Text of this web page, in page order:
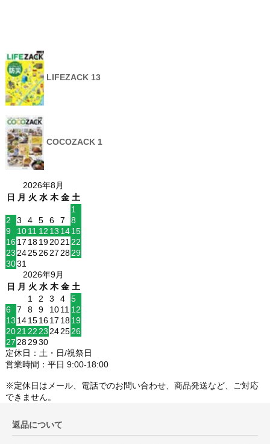
LIFEZACK 13
COCOZACK 1
2026年8月
日
月 火 水 木 金 土
1
2
3 4 5 6 7
8
9
1011 12 13 1415
16 17 18192021 22
23 24252627 2829
3031
2026年9月
日
月 火 水 木 金 土
1
2 3 4
5
6
7 8 9 1011 12
13 14151617 1819
2021 22 23 242526
27 282930
定休日：土・日/祝祭日
営業時間：平日 9:00-18:00
※定休日はメール、電話でのお問い合わせ、商品発送など、ご対応
できません。
返品について